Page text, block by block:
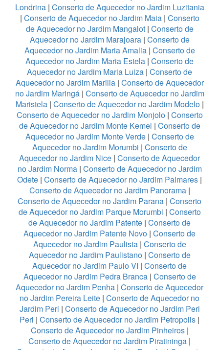
Londrina| Conserto de Aquecedor no Jardim Luzitania
| Conserto de Aquecedor no Jardim Maia| Conserto
de Aquecedor no Jardim Mangalot| Conserto de
Aquecedor no Jardim Marajoara| Conserto de
Aquecedor no Jardim Maria Amalia| Conserto de
Aquecedor no Jardim Maria Estela | Conserto de
Aquecedor no Jardim Maria Luiza | Conserto de
Aquecedor no Jardim Marilia| Conserto de Aquecedor
no Jardim Maringá| Conserto de Aquecedor no Jardim
Maristela| Conserto de Aquecedor no Jardim Modelo|
Conserto de Aquecedor no Jardim Monjolo| Conserto
de Aquecedor no Jardim Monte Kemel | Conserto de
Aquecedor no Jardim Monte Verde| Conserto de
Aquecedor no Jardim Morumbi | Conserto de
Aquecedor no Jardim Nice | Conserto de Aquecedor
no Jardim Norma| Conserto de Aquecedor no Jardim
Odete | Conserto de Aquecedor no Jardim Palmares |
Conserto de Aquecedor no Jardim Panorama|
Conserto de Aquecedor no Jardim Parana | Conserto
de Aquecedor no Jardim Parque Morumbi | Conserto
de Aquecedor no Jardim Patente | Conserto de
Aquecedor no Jardim Patente Novo | Conserto de
Aquecedor no Jardim Paulista| Conserto de
Aquecedor no Jardim Paulistano| Conserto de
Aquecedor no Jardim Paulo VI | Conserto de
Aquecedor no Jardim Pedra Branca| Conserto de
Aquecedor no Jardim Penha | Conserto de Aquecedor
no Jardim Pereira Leite | Conserto de Aquecedor no
Jardim Peri | Conserto de Aquecedor no Jardim Peri
Peri | Conserto de Aquecedor no Jardim Petropolis |
Conserto de Aquecedor no Jardim Pinheiros|
Conserto de Aquecedor no Jardim Piratininga |